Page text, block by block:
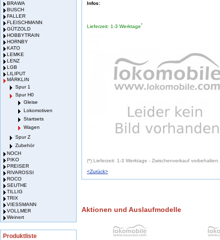
BRAWA
BUSCH
FALLER
FLEISCHMANN
GÜTZOLD
HOBBYTRAIN
HORNBY
KATO
LEMKE
LENZ
LGB
LILIPUT
MÄRKLIN
Spur 1
Spur H0
Gleise
Lokomotiven
Startsets
Wagen
Spur Z
Zubehör
NOCH
PIKO
PREISER
RIVAROSSI
ROCO
SEUTHE
TILLIG
TRIX
VIESSMANN
VOLLMER
Weinert
Produktliste
Infos:
Lieferzeit: 1-3 Werktage*
(*) Lieferzeit: 1-3 Werktage - Zwischenverkauf vorbehalten.
<Zurück>
Aktionen und Auslaufmodelle